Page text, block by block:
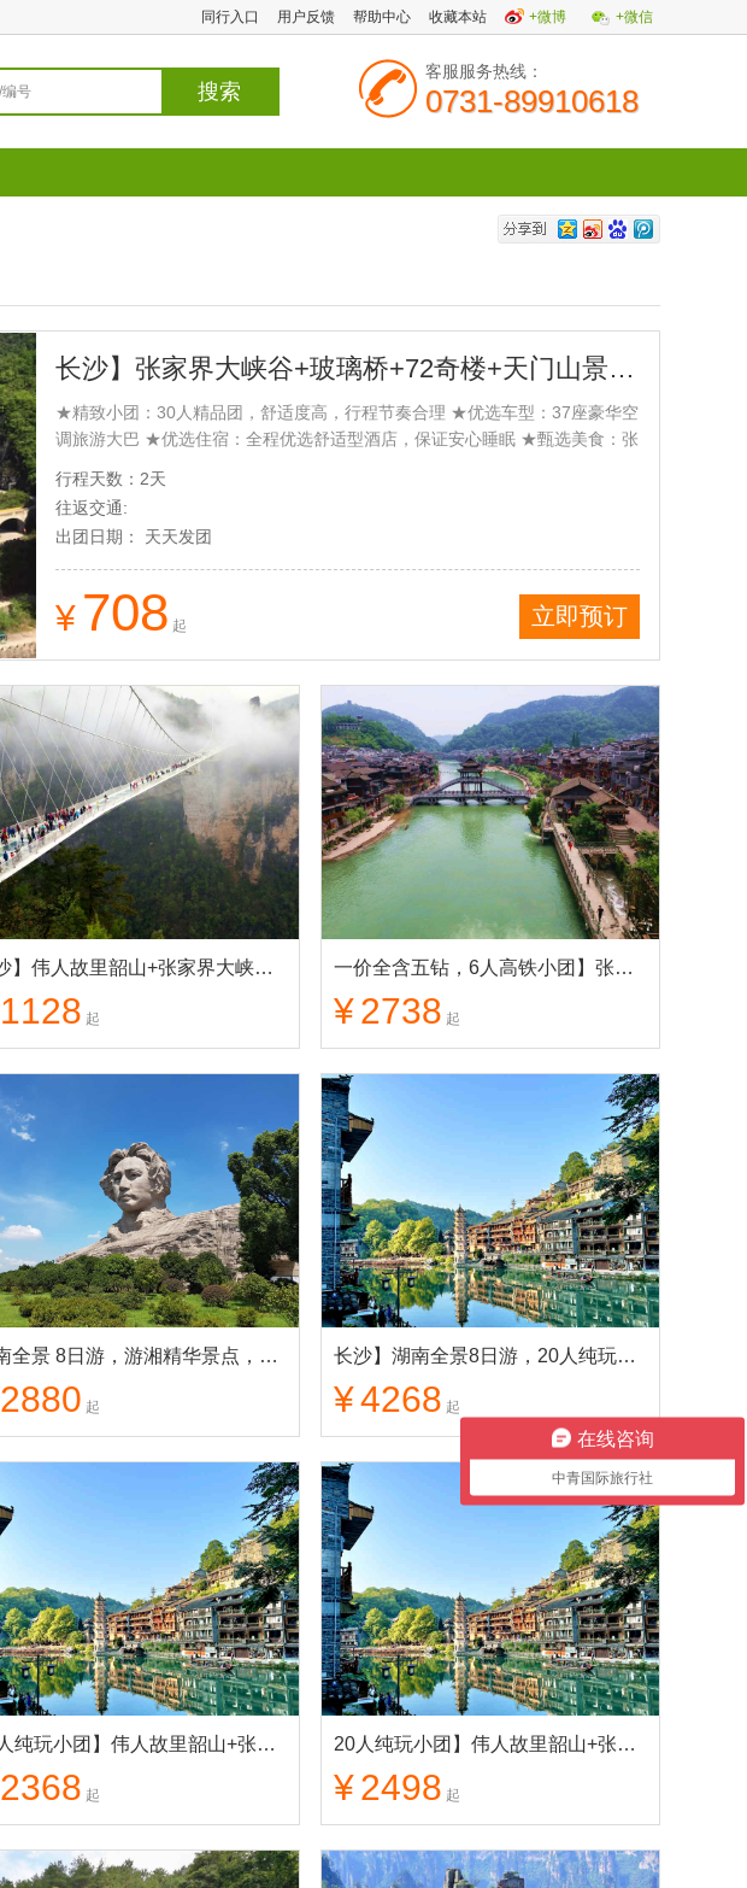
同行入口 用户反馈 帮助中心 收藏本站 +微博 +微信
客服服务热线：
0731-89910618
长沙】张家界大峡谷+玻璃桥+72奇楼+天门山景区 2日游
★精致小团：30人精品团，舒适度高，行程节奏合理 ★优选车型：37座豪华空
调旅游大巴 ★优选住宿：全程优选舒适型酒店，保证安心睡眠 ★甄选美食：张
选择：无超市/无苗寨/无年龄限制 ★每人每天1瓶矿泉水，生日出行赠送生日蛋
糕一份
行程天数：2天
往返交通:
出团日期： 天天发团
立即预订
¥ 708 起
长沙】伟人故里韶山+张家界大峡谷/玻璃桥+天门山+凤凰古城 品质4日游
1128 起
一价全含五钻，6人高铁小团】张家界深度游+天门山+凤凰古城 纯玩5日游
¥2738 起
湖南全景 8日游，游湘精华景点，不留遗憾
2880 起
长沙】湖南全景8日游，20人纯玩小团，张家界/天门山/湘西/韶山/衡山/岳阳楼/橘子洲等精华景点
¥4268 起
20人纯玩小团】伟人故里韶山+张家界+天门山+芙蓉镇+凤凰古城 纯玩5日游
2368 起
20人纯玩小团】伟人故里韶山+张家界+玻璃桥+天门山+芙蓉镇+凤凰古城 纯玩5日游
¥2498 起
在线咨询
中青国际旅行社